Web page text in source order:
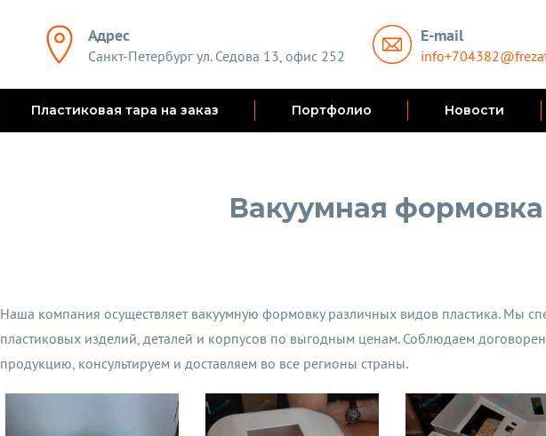
Адрес
Санкт-Петербург ул. Седова 13, офис 252
E-mail
Пластиковая тара на заказ Портфолио Новости
Вакуумная формовка
Наша компания осуществляет вакуумную формовку различных видов пластика. Мы
пластиковых изделий, деталей и корпусов по выгодным ценам. Соблюдаем
продукцию, консультируем и доставляем во все регионы страны.